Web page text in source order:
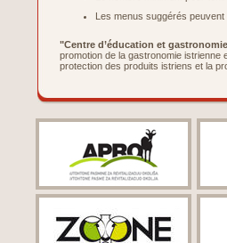
Les menus suggérés
"Centre d’éducation et
promotion de la gastronomie istrienne
protection des produits istriens et la